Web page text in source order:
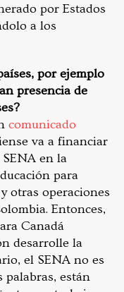
por Estados
a los
por ejemplo
presencia de
comunicado
va a financiar
en la
para
otras operaciones
Entonces,
Canadá
desarrolle la
el SENA no es
palabras, están